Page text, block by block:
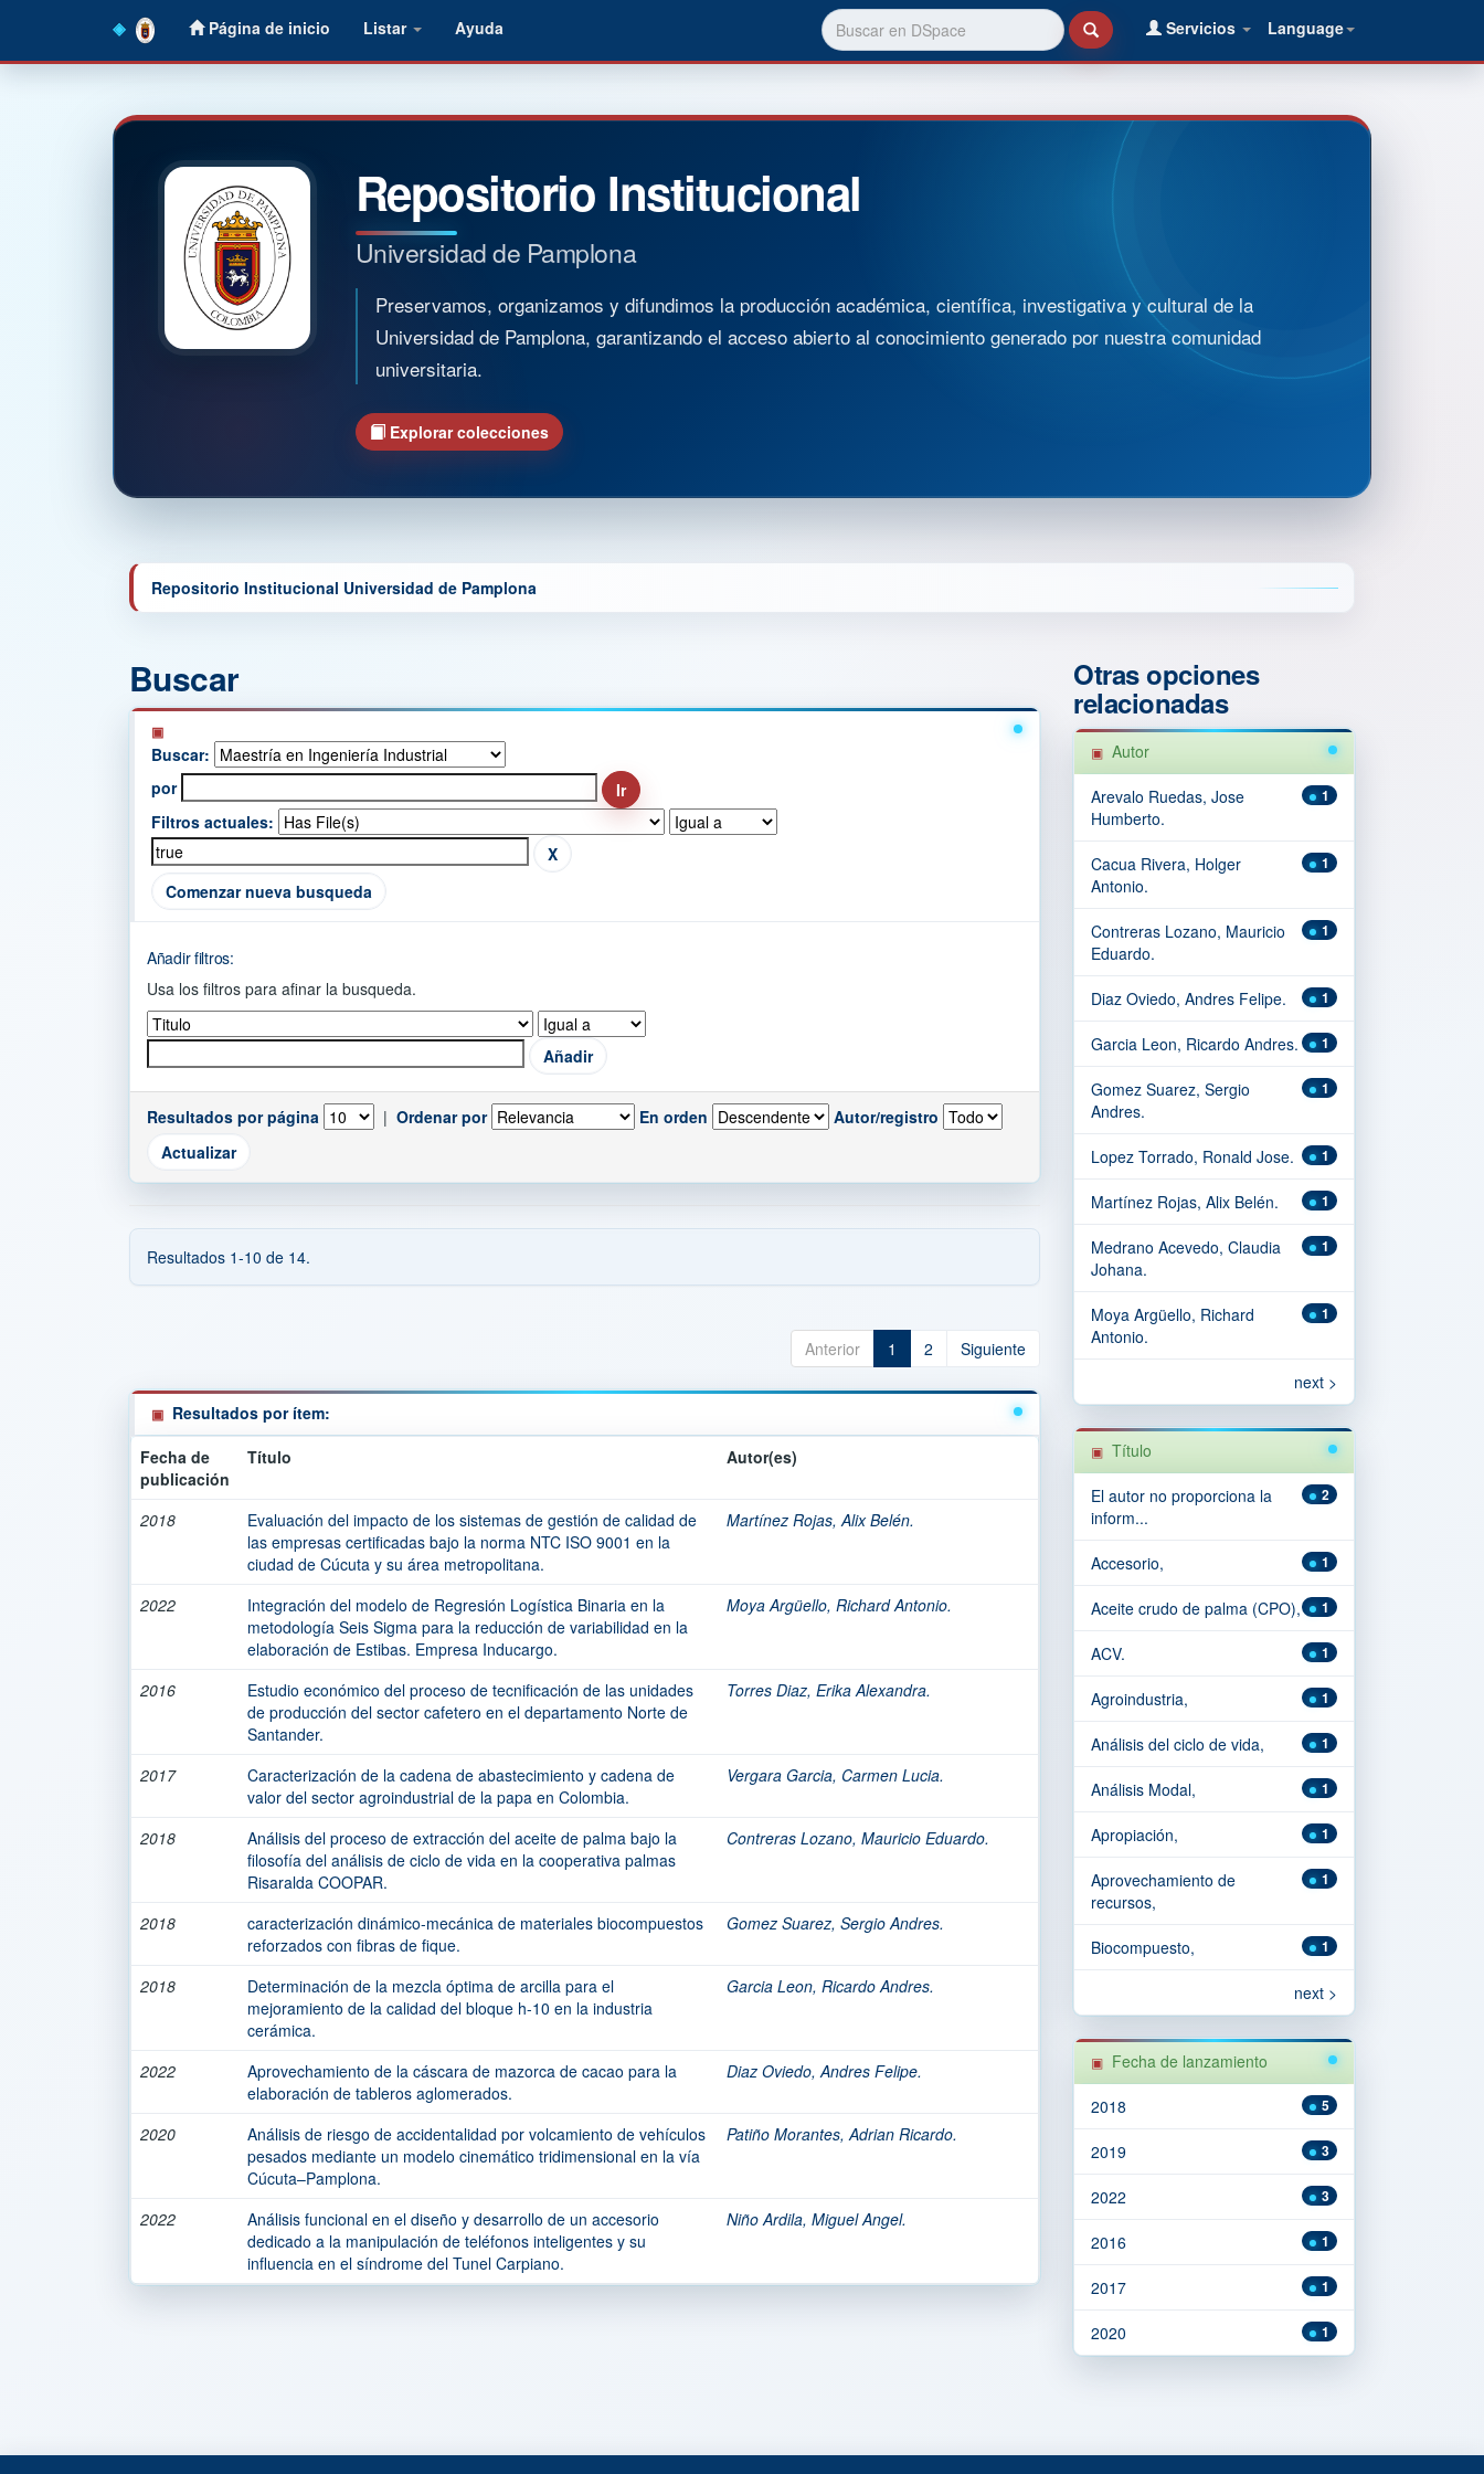
Página de inicio Listar Ayuda Language
Servicios
Repositorio Institucional
Universidad de Pamplona
Preservamos, organizamos y difundimos la producción académica, científica, investigativa y cultural de la
Universidad de Pamplona, garantizando el acceso abierto al conocimiento generado por nuestra comunidad
universitaria.
Explorar colecciones
Repositorio Institucional Universidad de Pamplona
Buscar
Buscar:
por
Filtros actuales:
Comenzar nueva busqueda
Añadir filtros:
Usa los filtros para afinar la busqueda.
Resultados por página | Ordenar por En orden Autor/registro
Resultados 1-10 de 14.
Anterior 1 2 Siguiente
Resultados por ítem:
Fecha de
publicación
Título Autor(es)
2018
Evaluación del impacto de los sistemas de gestión de calidad de
las empresas certificadas bajo la norma NTC ISO 9001 en la
ciudad de Cúcuta y su área metropolitana.
Martínez Rojas, Alix Belén.
2022
Integración del modelo de Regresión Logística Binaria en la
metodología Seis Sigma para la reducción de variabilidad en la
elaboración de Estibas. Empresa Inducargo.
Moya Argüello, Richard Antonio.
2016
Estudio económico del proceso de tecnificación de las unidades
de producción del sector cafetero en el departamento Norte de
Santander.
Torres Diaz, Erika Alexandra.
2017
Caracterización de la cadena de abastecimiento y cadena de
valor del sector agroindustrial de la papa en Colombia.
Vergara Garcia, Carmen Lucia.
2018
Análisis del proceso de extracción del aceite de palma bajo la
filosofía del análisis de ciclo de vida en la cooperativa palmas
Risaralda COOPAR.
Contreras Lozano, Mauricio Eduardo.
2018
caracterización dinámico-mecánica de materiales biocompuestos
reforzados con fibras de fique.
Gomez Suarez, Sergio Andres.
2018
Determinación de la mezcla óptima de arcilla para el
mejoramiento de la calidad del bloque h-10 en la industria
cerámica.
Garcia Leon, Ricardo Andres.
2022
Aprovechamiento de la cáscara de mazorca de cacao para la
elaboración de tableros aglomerados.
Diaz Oviedo, Andres Felipe.
2020
Análisis de riesgo de accidentalidad por volcamiento de vehículos
pesados mediante un modelo cinemático tridimensional en la vía
Cúcuta–Pamplona.
Patiño Morantes, Adrian Ricardo.
2022
Análisis funcional en el diseño y desarrollo de un accesorio
dedicado a la manipulación de teléfonos inteligentes y su
influencia en el síndrome del Tunel Carpiano.
Niño Ardila, Miguel Angel.
Otras opciones
relacionadas
Autor
1
Arevalo Ruedas, Jose
Humberto.
1
Cacua Rivera, Holger
Antonio.
1
Contreras Lozano, Mauricio
Eduardo.
1
Diaz Oviedo, Andres Felipe.
1
Garcia Leon, Ricardo Andres.
1
Gomez Suarez, Sergio
Andres.
1
Lopez Torrado, Ronald Jose.
1
Martínez Rojas, Alix Belén.
1
Medrano Acevedo, Claudia
Johana.
1
Moya Argüello, Richard
Antonio.
next >
Título
2
El autor no proporciona la
inform...
1
Accesorio,
1
Aceite crudo de palma (CPO),
1
ACV.
1
Agroindustria,
1
Análisis del ciclo de vida,
1
Análisis Modal,
1
Apropiación,
1
Aprovechamiento de
recursos,
1
Biocompuesto,
next >
Fecha de lanzamiento
5
2018
3
2019
3
2022
1
2016
1
2017
1
2020